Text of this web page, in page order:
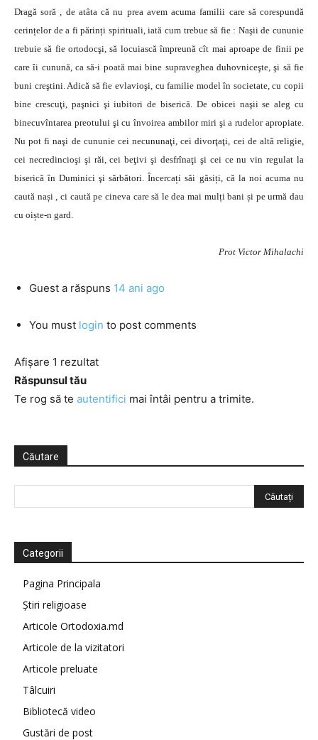
Dragă soră , de atâta că nu prea avem acuma familii care să corespundă
cerințelor de a fi părinți spirituali, iată cum trebue să fie : Naşii de cununie
trebuie să fie ortodocşi, să locuiască împreună cît mai aproape de finii pe
care îi cunună, ca să-i poată mai bine supraveghea duhovniceşte, şi să fie
buni creştini. Adică să fie evlavioşi, cu familie model în societate, cu copii
bine crescuţi, paşnici şi iubitori de biserică. De obicei naşii se aleg cu
binecuvîntarea preotului şi cu învoirea ambilor miri şi a rudelor apropiate.
Nu pot fi naşi de cununie cei necununaţi, cei divorţaţi, cei de altă religie,
cei necredincioşi şi răi, cei beţivi şi desfrînaţi şi cei ce nu vin regulat la
biserică în Duminici şi sărbători. Încercați săi găsiți, că la noi acuma nu
caută nași , ci caută pe cineva care să le dea mai mulți bani și pe urmă dau
cu oiște-n gard.
Prot Victor Mihalachi
Guest a răspuns 14 ani ago
You must login to post comments
Afișare 1 rezultat
Răspunsul tău
Te rog să te autentifici mai întâi pentru a trimite.
Căutare
Categorii
Pagina Principala
Știri religioase
Articole Ortodoxia.md
Articole de la vizitatori
Articole preluate
Tâlcuiri
Bibliotecă video
Gustări de post